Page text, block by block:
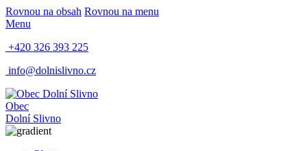
Rovnou na obsah Rovnou na menu
Menu
+420 326 393 225
info@dolnislivno.cz
Obec
Dolní Slivno